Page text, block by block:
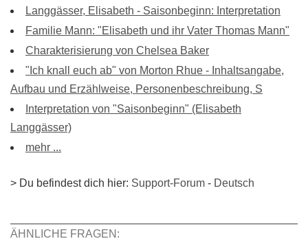
Langgässer, Elisabeth - Saisonbeginn: Interpretation
Familie Mann: "Elisabeth und ihr Vater Thomas Mann"
Charakterisierung von Chelsea Baker
"Ich knall euch ab" von Morton Rhue - Inhaltsangabe,
Aufbau und Erzählweise, Personenbeschreibung, S
Interpretation von "Saisonbeginn" (Elisabeth
Langgässer)
mehr ...
> Du befindest dich hier: Support-Forum - Deutsch
ÄHNLICHE FRAGEN: